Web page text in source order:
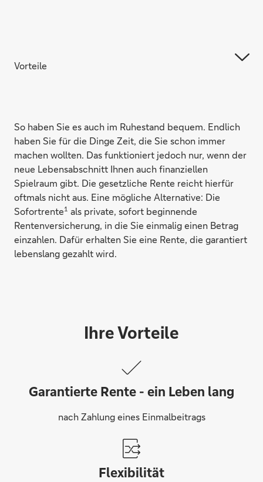
Vorteile
So haben Sie es auch im Ruhestand bequem. Endlich
haben Sie für die Dinge Zeit, die Sie schon immer
machen wollten. Das funktioniert jedoch nur, wenn der
neue Lebensabschnitt Ihnen auch finanziellen
Spielraum gibt. Die gesetzliche Rente reicht hierfür
oftmals nicht aus. Eine mögliche Alternative: Die
Sofortrente1 als private, sofort beginnende
Rentenversicherung, in die Sie einmalig einen Betrag
einzahlen. Dafür erhalten Sie eine Rente, die garantiert
lebenslang gezahlt wird.
Ihre Vorteile
Garantierte Rente - ein Leben lang
nach Zahlung eines Einmalbeitrags
Flexibilität